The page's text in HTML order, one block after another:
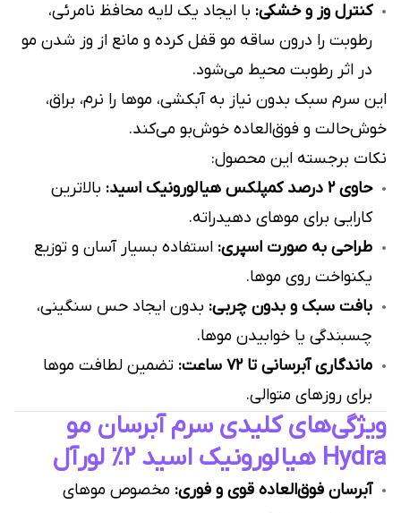
کنترل وز و خشکی: با ایجاد یک لایه محافظ نامرئی،
رطوبت را درون ساقه مو قفل کرده و مانع از وز شدن مو
در اثر رطوبت محیط می‌شود.
این سرم سبک بدون نیاز به آبکشی، موها را نرم، براق،
خوش‌حالت و فوق‌العاده خوش‌بو می‌کند.
نکات برجسته این محصول:
حاوی ۲ درصد کمپلکس هیالورونیک اسید:
بالاترین
کارایی برای موهای دهیدراته.
طراحی به صورت اسپری: استفاده بسیار آسان و توزیع
یکنواخت روی موها.
بافت سبک و بدون چربی: بدون ایجاد حس سنگینی،
چسبندگی یا خوابیدن موها.
ماندگاری آبرسانی تا ۷۲ ساعت:
تضمین لطافت موها
برای روزهای متوالی.
ویژگی‌های کلیدی سرم آبرسان مو
Hydra هیالورونیک اسید ۲٪ لورآل
آبرسان فوق‌العاده قوی و فوری: مخصوص موهای